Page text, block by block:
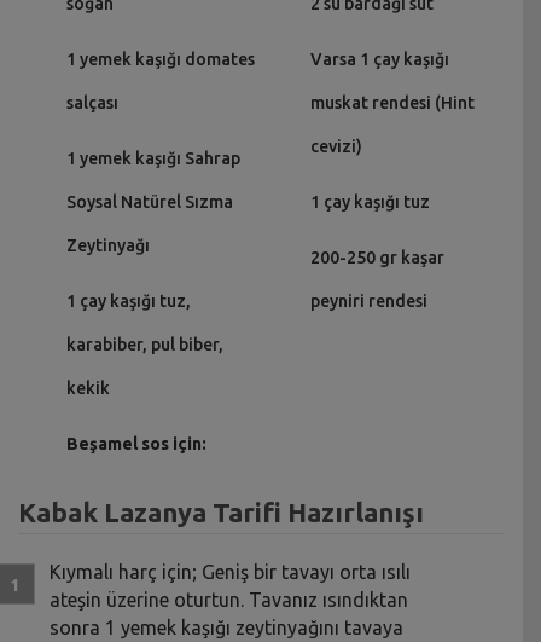
1 yemek kaşığı domates
salçası
1 yemek kaşığı Sahrap
Soysal Natürel Sızma
Zeytinyağı
1 çay kaşığı tuz,
karabiber, pul biber,
kekik
Beşamel sos için:
Varsa 1 çay kaşığı
muskat rendesi (Hint
cevizi)
1 çay kaşığı tuz
200-250 gr kaşar
peyniri rendesi
Kabak Lazanya Tarifi Hazırlanışı
Kıymalı harç için; Geniş bir tavayı orta ısılı
ateşin üzerine oturtun. Tavanız ısındıktan
sonra 1 yemek kaşığı zeytinyağını tavaya